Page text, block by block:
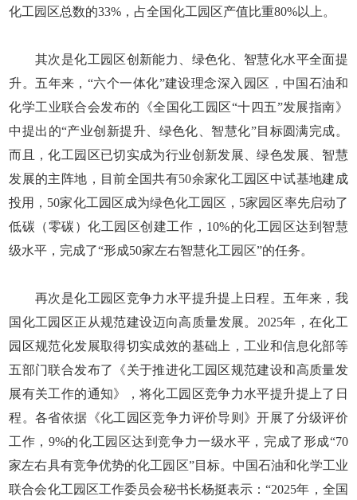
化工园区总数的33%，占全国化工园区产值比重80%以上。
其次是化工园区创新能力、绿色化、智慧化水平全面提
升。五年来，“六个一体化”建设理念深入园区，中国石油和
化学工业联合会发布的《全国化工园区“十四五”发展指南》
中提出的“产业创新提升、绿色化、智慧化”目标圆满完成。
而且，化工园区已切实成为行业创新发展、绿色发展、智慧
发展的主阵地，目前全国共有50余家化工园区中试基地建成
投用，50家化工园区成为绿色化工园区，5家园区率先启动了
低碳（零碳）化工园区创建工作，10%的化工园区达到智慧
级水平，完成了“形成50家左右智慧化工园区”的任务。
再次是化工园区竞争力水平提升提上日程。五年来，我
国化工园区正从规范建设迈向高质量发展。2025年，在化工
园区规范化发展取得切实成效的基础上，工业和信息化部等
五部门联合发布了《关于推进化工园区规范建设和高质量发
展有关工作的通知》，将化工园区竞争力水平提升提上了日
程。各省依据《化工园区竞争力评价导则》开展了分级评价
工作，9%的化工园区达到竞争力一级水平，完成了形成“70
家左右具有竞争优势的化工园区”目标。中国石油和化学工业
联合会化工园区工作委员会秘书长杨挺表示：“2025年，全国